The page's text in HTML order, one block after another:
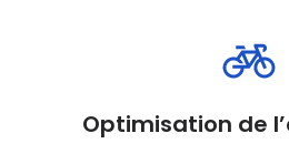
Optimisation de